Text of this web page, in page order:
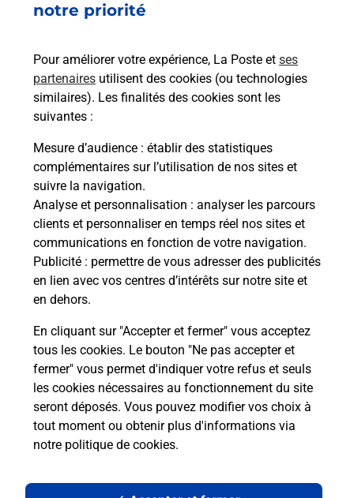
notre priorité
Pour améliorer votre expérience, La Poste et ses
partenaires utilisent des cookies (ou technologies
similaires). Les finalités des cookies sont les
suivantes :
Mesure d’audience : établir des statistiques
complémentaires sur l’utilisation de nos sites et
suivre la navigation.
Analyse et personnalisation : analyser les parcours
clients et personnaliser en temps réel nos sites et
communications en fonction de votre navigation.
Publicité : permettre de vous adresser des publicités
en lien avec vos centres d’intérêts sur notre site et
en dehors.
En cliquant sur "Accepter et fermer" vous acceptez
tous les cookies. Le bouton "Ne pas accepter et
fermer" vous permet d'indiquer votre refus et seuls
les cookies nécessaires au fonctionnement du site
seront déposés. Vous pouvez modifier vos choix à
tout moment ou obtenir plus d'informations via
notre politique de cookies.
ESPIRA DE CONFLENT
ESPIRA DE CONFLENT MAIRIE